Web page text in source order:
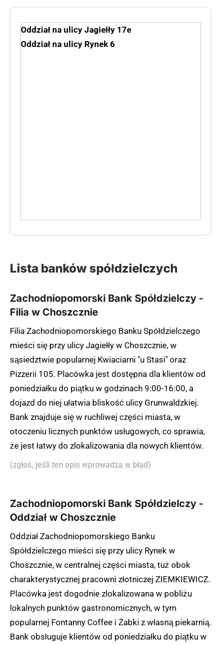
Oddział na ulicy Jagiełły 17e
Oddział na ulicy Rynek 6
Lista banków spółdzielczych
Zachodniopomorski Bank Spółdzielczy -
Filia w Choszcznie
Filia Zachodniopomorskiego Banku Spółdzielczego
mieści się przy ulicy Jagiełły w Choszcznie, w
sąsiedztwie popularnej Kwiaciarni "u Stasi" oraz
Pizzerii 105. Placówka jest dostępna dla klientów od
poniedziałku do piątku w godzinach 9:00-16:00, a
dojazd do niej ułatwia bliskość ulicy Grunwaldzkiej.
Bank znajduje się w ruchliwej części miasta, w
otoczeniu licznych punktów usługowych, co sprawia,
że jest łatwy do zlokalizowania dla nowych klientów.
(zgłoś, jeśli ten opis wprowadza w błąd)
Zachodniopomorski Bank Spółdzielczy -
Oddział w Choszcznie
Oddział Zachodniopomorskiego Banku
Spółdzielczego mieści się przy ulicy Rynek w
Choszcznie, w centralnej części miasta, tuż obok
charakterystycznej pracowni złotniczej ZIEMKIEWICZ.
Placówka jest dogodnie zlokalizowana w pobliżu
lokalnych punktów gastronomicznych, w tym
popularnej Fontanny Coffee i Żabki z własną piekarnią.
Bank obsługuje klientów od poniedziałku do piątku w